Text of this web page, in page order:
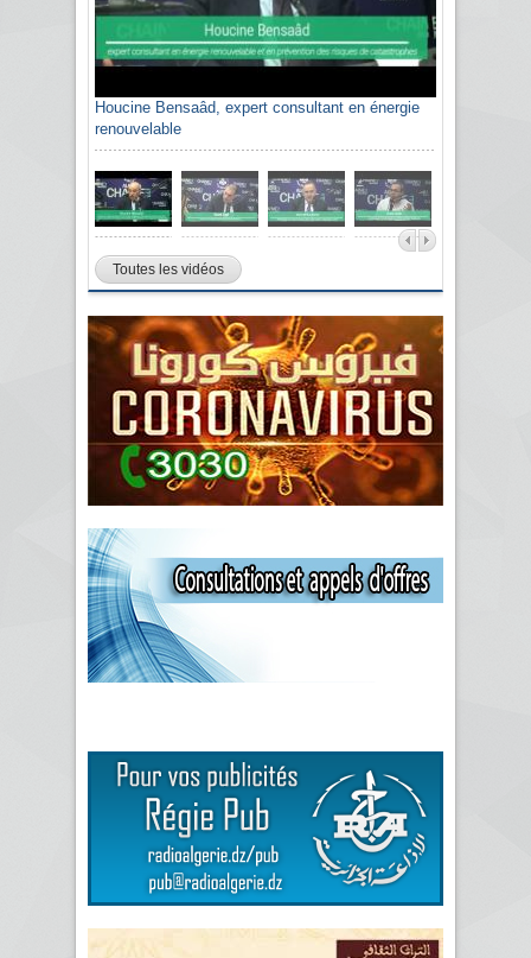
Houcine Bensaâd, expert consultant en énergie
renouvelable
Sami Agli, président de la Confédération
algérienne du patronat citoyen CAPC
Toutes les vidéos